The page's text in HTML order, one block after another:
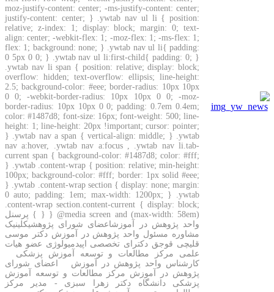
moz-justify-content: center; -ms-justify-content: center;
justify-content: center; } .ywtab nav ul li { position:
relative; z-index: 1; display: block; margin: 0; text-
align: center; -webkit-flex: 1; -moz-flex: 1; -ms-flex: 1;
flex: 1; background: none; } .ywtab nav ul li{ padding:
0 5px 0 0; } .ywtab nav ul li:first-child{ padding: 0; }
.ywtab nav li span { position: relative; display: block;
overflow: hidden; text-overflow: ellipsis; line-height:
2.5; background-color: #eee; border-radius: 10px 10px
0 0; -webkit-border-radius: 10px 10px 0 0; -moz-
border-radius: 10px 10px 0 0; padding: 0.7em 0.4em;
color: #1487d8; font-size: 16px; font-weight: 500; line-
height: 1; line-height: 20px !important; cursor: pointer;
} .ywtab nav a span { vertical-align: middle; } .ywtab
nav a:hover, .ywtab nav a:focus , .ywtab nav li.tab-
current span { background-color: #1487d8; color: #fff;
} .ywtab .content-wrap { position: relative; min-height:
100px; background-color: #fff; border: 1px solid #eee;
} .ywtab .content-wrap section { display: none; margin:
0 auto; padding: 1em; max-width: 1200px; } .ywtab
.content-wrap section.content-current { display: block;
} @media screen and (max-width: 58em) { } پرسنل
واحد پژوهش در آموزشاعضای شورای پژوهشیکلینیک
مشاوره مسئول واحد پژوهش در آموزش دکتر موسی
قلیچی قوجق دکترای تخصصی اپیدمیولوژی عضو هیات
علمی مرکز مطالعات و توسعه آموزش پزشکی
کارشناس واحد پژوهش در آموزش اعضای شورای
پژوهش در آموزش مرکز مطالعات و توسعه آموزش
پزشکی دانشگاه دکتر زهرا سبزی - مدیر مرکز